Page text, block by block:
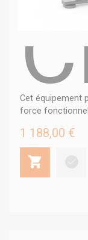
Cet équipement
force
1 188,00 €